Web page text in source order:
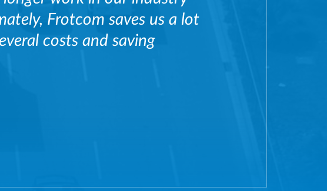
Frotcom saves us a lot
costs and saving